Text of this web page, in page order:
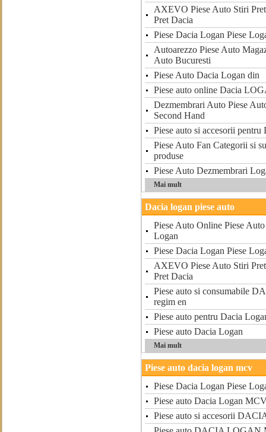
AXEVO Piese Auto Stiri
Pret Dacia
Piese Dacia Logan Piese
Autoarezzo Piese Auto
Auto Bucuresti
Piese Auto Dacia Logan din
Piese auto online Dacia
Dezmembrari Auto Piese
Second Hand
Piese auto si accesorii pentru
Piese Auto Fan Categorii si
produse
Piese Auto Dezmembrari
Mai mult
Dacia logan piese auto
Piese Auto Online Piese
Logan
Piese Dacia Logan Piese
AXEVO Piese Auto Stiri
Pret Dacia
Piese auto si consumabile
regim en
Piese auto pentru Dacia
Piese auto Dacia Logan
Mai mult
Piese auto dacia logan mcv
Piese Dacia Logan Piese
Piese auto Dacia Logan
Piese auto si accesorii